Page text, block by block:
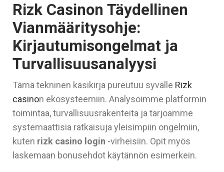
Rizk Casinon Täydellinen
Vianmääritysohje:
Kirjautumisongelmat ja
Turvallisuusanalyysi
Tämä tekninen käsikirja pureutuu syvälle Rizk
casinon ekosysteemiin. Analysoimme platformin
toimintaa, turvallisuusrakenteita ja tarjoamme
systemaattisia ratkaisuja yleisimpiin ongelmiin,
kuten rizk casino login -virheisiin. Opit myös
laskemaan bonusehdot käytännön esimerkein.